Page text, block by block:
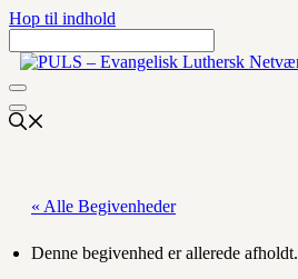
Hop til indhold
« Alle Begivenheder
Denne begivenhed er allerede afholdt.